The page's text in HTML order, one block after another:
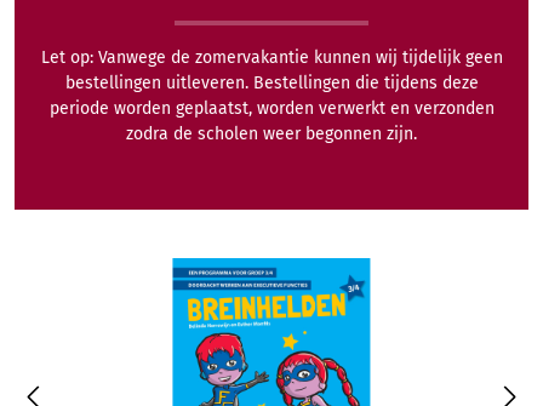
Let op: Vanwege de zomervakantie kunnen wij tijdelijk geen
bestellingen uitleveren. Bestellingen die tijdens deze
periode worden geplaatst, worden verwerkt en verzonden
zodra de scholen weer begonnen zijn.
Afbeeldingengalerij overslaan